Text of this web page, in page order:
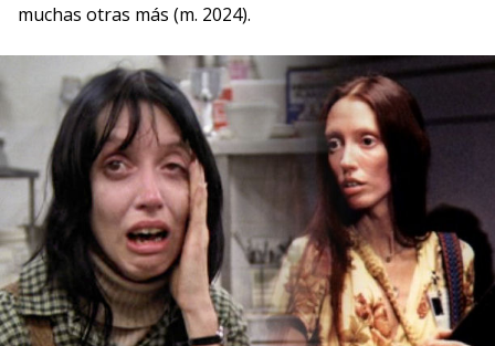
muchas otras más (m. 2024).